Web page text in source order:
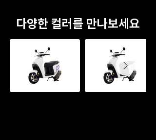
다양한 컬러를 만나보세요